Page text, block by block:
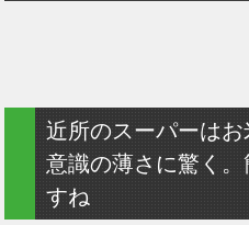
近所のスーパーは
意識の薄さに驚く
すね